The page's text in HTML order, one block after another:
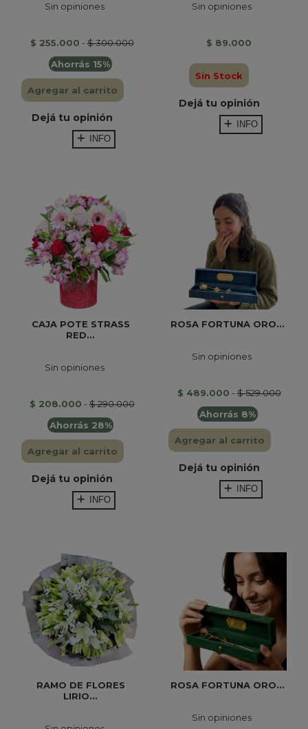
Sin opiniones
$ 255.000 -$ 300.000
Ahorrás 15%
Agregar al carrito
Dejá tu opinión
INFO
Sin opiniones
$ 89.000
Sin Stock
Dejá tu opinión
INFO
CAJA POTE STRASS
RED...
Sin opiniones
$ 208.000 -$ 290.000
Ahorrás 28%
Agregar al carrito
Dejá tu opinión
INFO
ROSA FORTUNA ORO...
Sin opiniones
$ 489.000 -$ 529.000
Ahorrás 8%
Agregar al carrito
Dejá tu opinión
INFO
RAMO DE FLORES
LIRIO...
ROSA FORTUNA ORO...
Sin opiniones